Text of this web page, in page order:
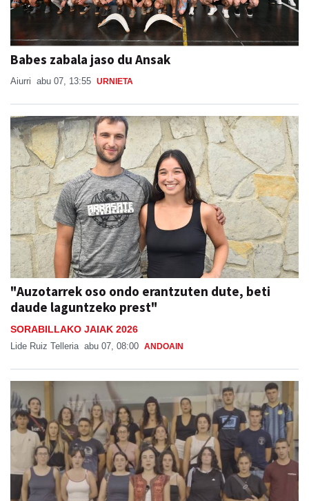
Babes zabala jaso du Ansak
Aiurri abu 07, 13:55 URNIETA
"Auzotarrek oso ondo erantzuten dute, beti
daude laguntzeko prest"
SORABILLAKO JAIAK 2026
Lide Ruiz Telleria abu 07, 08:00 ANDOAIN